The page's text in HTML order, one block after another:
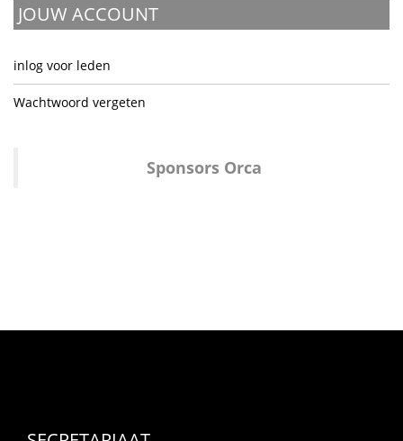
JOUW ACCOUNT
inlog voor leden
Wachtwoord vergeten
Sponsors Orca